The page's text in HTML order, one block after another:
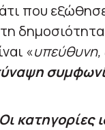
που
«υπεύθυνη,
Οι